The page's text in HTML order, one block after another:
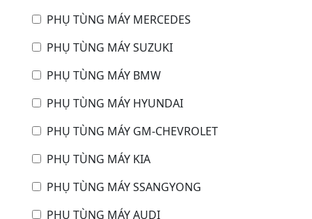
PHỤ TÙNG MÁY MERCEDES
PHỤ TÙNG MÁY SUZUKI
PHỤ TÙNG MÁY BMW
PHỤ TÙNG MÁY HYUNDAI
PHỤ TÙNG MÁY GM-CHEVROLET
PHỤ TÙNG MÁY KIA
PHỤ TÙNG MÁY SSANGYONG
PHỤ TÙNG MÁY AUDI